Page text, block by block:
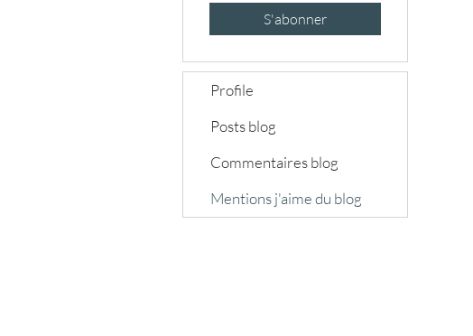
S'abonner
Profile
Posts blog
Commentaires blog
Mentions j'aime du blog